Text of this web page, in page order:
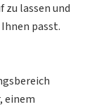
zu lassen und
passt.
einem